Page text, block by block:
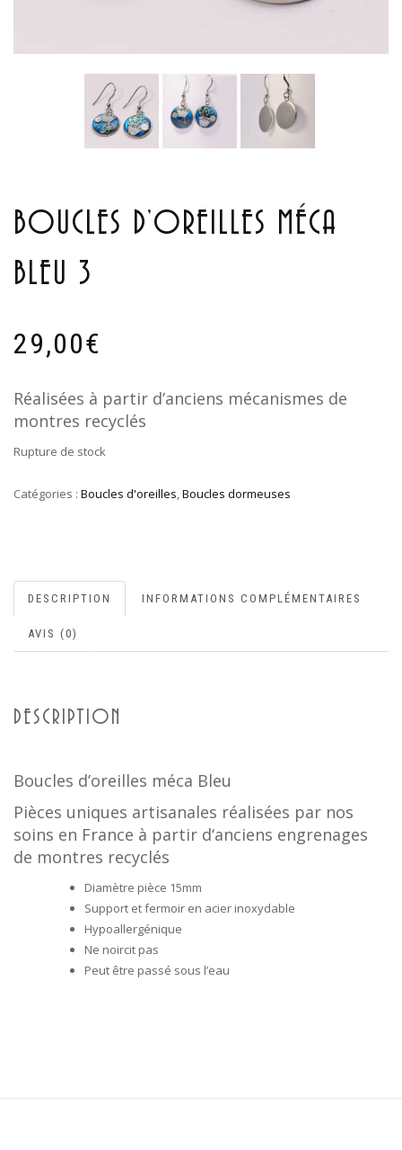
BOUCLES D’OREILLES MÉCA
BLEU 3
29,00€
Réalisées à partir d’anciens mécanismes de
montres recyclés
Rupture de stock
Catégories : Boucles d'oreilles,Boucles dormeuses
DESCRIPTION INFORMATIONS COMPLÉMENTAIRES
AVIS (0)
DESCRIPTION
Boucles d’oreilles méca Bleu
Pièces uniques artisanales réalisées par nos
soins en France à partir d‘anciens engrenages
de montres recyclés
Diamètre pièce 15mm
Support et fermoir en acier inoxydable
Hypoallergénique
Ne noircit pas
Peut être passé sous l’eau